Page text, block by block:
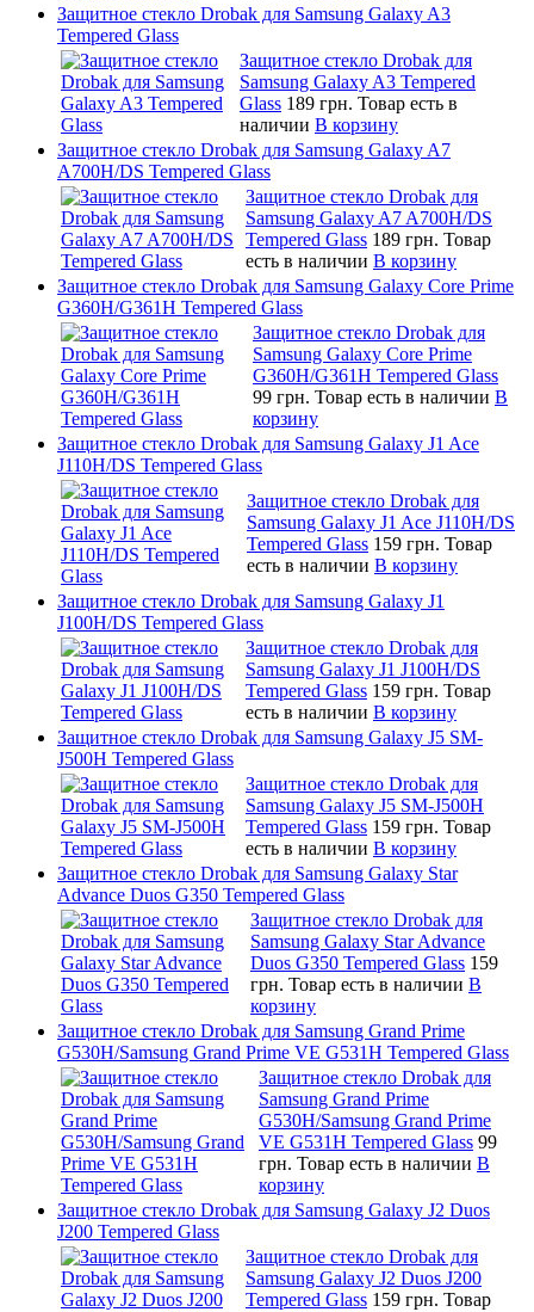
Защитное стекло Drobak для Samsung Galaxy A3
Tempered Glass
Защитное стекло Drobak для
Samsung Galaxy A3 Tempered
Glass 189 грн. Товар есть в
наличии В корзину
Защитное стекло Drobak для Samsung Galaxy A7
A700H/DS Tempered Glass
Защитное стекло Drobak для
Samsung Galaxy A7 A700H/DS
Tempered Glass 189 грн. Товар
есть в наличии В корзину
Защитное стекло Drobak для Samsung Galaxy Core Prime
G360H/G361H Tempered Glass
Защитное стекло Drobak для
Samsung Galaxy Core Prime
G360H/G361H Tempered Glass
99 грн. Товар есть в наличии В
корзину
Защитное стекло Drobak для Samsung Galaxy J1 Ace
J110H/DS Tempered Glass
Защитное стекло Drobak для
Samsung Galaxy J1 Ace J110H/DS
Tempered Glass 159 грн. Товар
есть в наличии В корзину
Защитное стекло Drobak для Samsung Galaxy J1
J100H/DS Tempered Glass
Защитное стекло Drobak для
Samsung Galaxy J1 J100H/DS
Tempered Glass 159 грн. Товар
есть в наличии В корзину
Защитное стекло Drobak для Samsung Galaxy J5 SM-
J500H Tempered Glass
Защитное стекло Drobak для
Samsung Galaxy J5 SM-J500H
Tempered Glass 159 грн. Товар
есть в наличии В корзину
Защитное стекло Drobak для Samsung Galaxy Star
Advance Duos G350 Tempered Glass
Защитное стекло Drobak для
Samsung Galaxy Star Advance
Duos G350 Tempered Glass 159
грн. Товар есть в наличии В
корзину
Защитное стекло Drobak для Samsung Grand Prime
G530H/Samsung Grand Prime VE G531H Tempered Glass
Защитное стекло Drobak для
Samsung Grand Prime
G530H/Samsung Grand Prime
VE G531H Tempered Glass 99
грн. Товар есть в наличии В
корзину
Защитное стекло Drobak для Samsung Galaxy J2 Duos
J200 Tempered Glass
Защитное стекло Drobak для
Samsung Galaxy J2 Duos J200
Tempered Glass 159 грн. Товар